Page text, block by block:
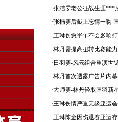
·张洁雯老公征战生涯***
·张楠赛后献上忘情一吻
·王琳伤愈半年不会影响
·林丹需提高扭转比赛能
· 日羽赛-风云组合重演世
·林丹首次透露广告片内
·大师赛-林丹轻取国羽新
·王琳伤情严重无缘亚运
·王琳陈金因伤退赛亚运